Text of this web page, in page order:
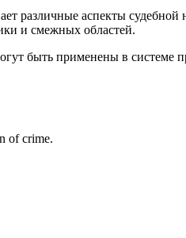
различные аспекты судебной
и смежных областей.
быть применены в системе
of crime.